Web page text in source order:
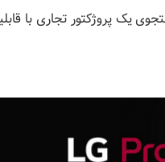
یک پروژکتور تجاری با